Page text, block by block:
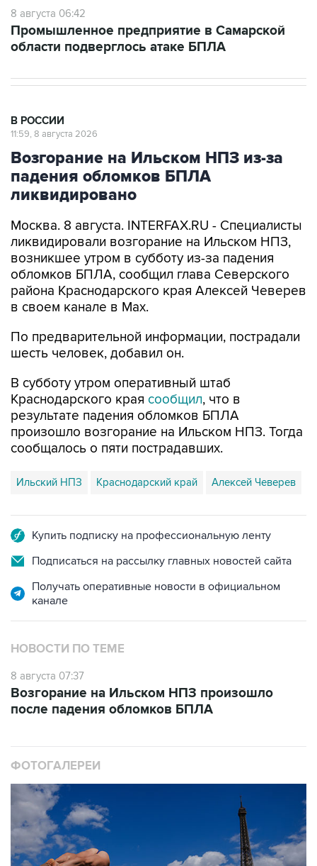
8 августа 06:42
Промышленное предприятие в Самарской
области подверглось атаке БПЛА
В РОССИИ
11:59, 8 августа 2026
Возгорание на Ильском НПЗ из-за
падения обломков БПЛА
ликвидировано
Москва. 8 августа. INTERFAX.RU - Специалисты
ликвидировали возгорание на Ильском НПЗ,
возникшее утром в субботу из-за падения
обломков БПЛА, сообщил глава Северского
района Краснодарского края Алексей Чеверев
в своем канале в Max.
По предварительной информации, пострадали
шесть человек, добавил он.
В субботу утром оперативный штаб
Краснодарского края сообщил, что в
результате падения обломков БПЛА
произошло возгорание на Ильском НПЗ. Тогда
сообщалось о пяти пострадавших.
Ильский НПЗ Краснодарский край Алексей Чеверев
Купить подписку на профессиональную ленту
Подписаться на рассылку главных новостей сайта
Получать оперативные новости в официальном
канале
НОВОСТИ ПО ТЕМЕ
8 августа 07:37
Возгорание на Ильском НПЗ произошло
после падения обломков БПЛА
ФОТОГАЛЕРЕИ